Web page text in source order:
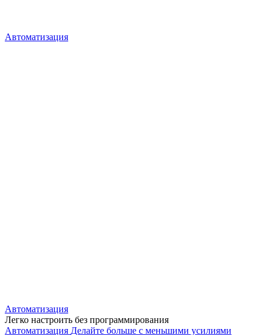
Автоматизация
Автоматизация
Легко настроить без программирования
Автоматизация Делайте больше с меньшими усилиями